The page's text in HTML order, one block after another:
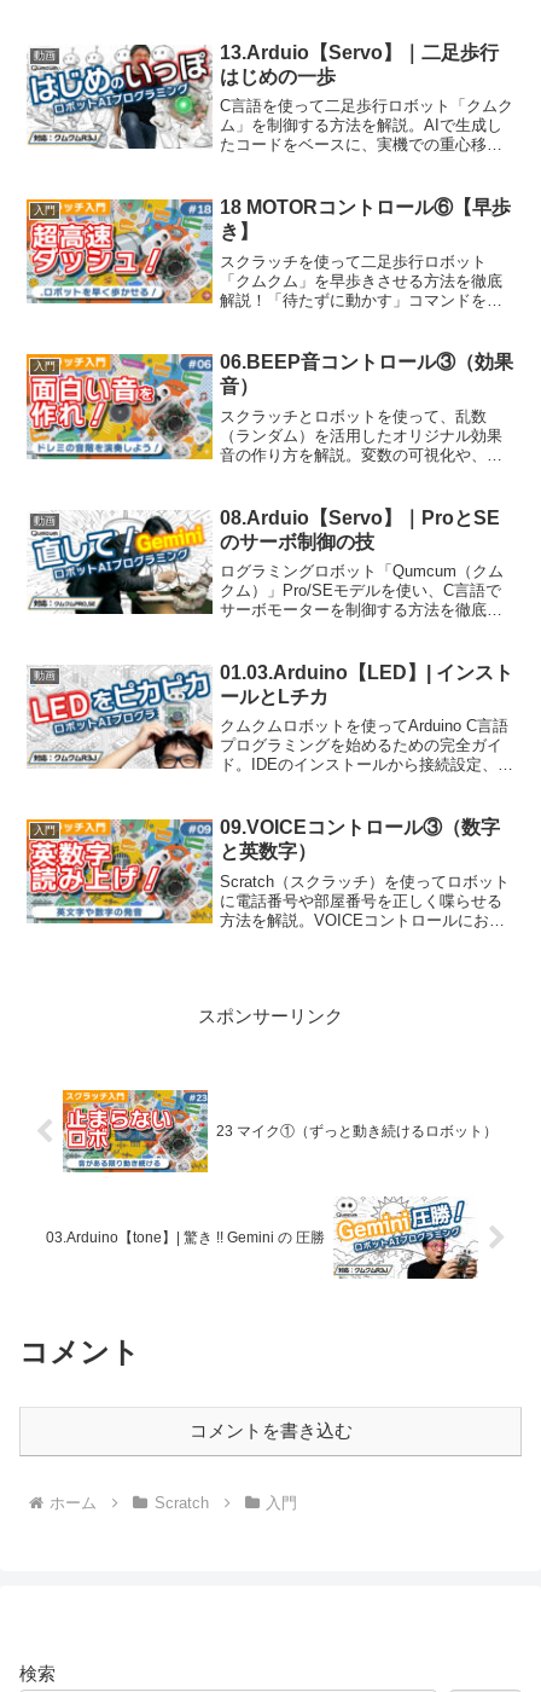
動画
13.Arduio【Servo】｜二足歩行
はじめの一歩
C言語を使って二足歩行ロボット「クムク
ム」を制御する方法を解説。AIで生成し
たコードをベースに、実機での重心移動
践的なテクニックを詳しく紹介します。
入門
18 MOTORコントロール⑥【早歩
き】
スクラッチを使って二足歩行ロボット
「クムクム」を早歩きさせる方法を徹底
解説！「待たずに動かす」コマンドを駆
整、個体差に合わせたチューニングのコ
ツまで、ロボット製作に役立つノウハウ
を詳しく紹介します。
入門
06.BEEP音コントロール③（効果
音）
スクラッチとロボットを使って、乱数
（ランダム）を活用したオリジナル効果
音の作り方を解説。変数の可視化や、
べます。
動画
08.Arduio【Servo】｜ProとSE
のサーボ制御の技
ログラミングロボット「Qumcum（クム
クム）」Pro/SEモデルを使い、C言語で
サーボモーターを制御する方法を徹底解
ト開発の基礎が学べます。
動画
01.03.Arduino【LED】| インスト
ールとLチカ
クムクムロボットを使ってArduino C言語
プログラミングを始めるための完全ガイ
ド。IDEのインストールから接続設定、最
のハードウェア制御の基礎を身につけま
しょう。
入門
09.VOICEコントロール③（数字
と英数字）
Scratch（スクラッチ）を使ってロボット
に電話番号や部屋番号を正しく喋らせる
方法を解説。VOICEコントロールにおけ
スポンサーリンク
23 マイク①（ずっと動き続けるロボット）
03.Arduino【tone】| 驚き !! Gemini の 圧勝
コメント
コメントを書き込む
ホーム Scratch 入門
検索